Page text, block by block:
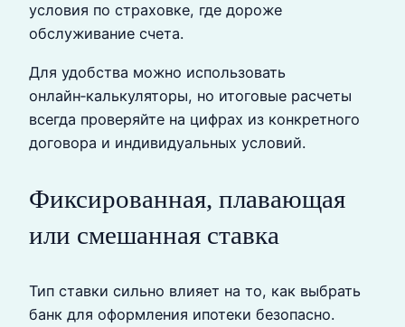
условия по страховке, где дороже
обслуживание счета.
Для удобства можно использовать
онлайн‑калькуляторы, но итоговые расчеты
всегда проверяйте на цифрах из конкретного
договора и индивидуальных условий.
Фиксированная, плавающая
или смешанная ставка
Тип ставки сильно влияет на то, как выбрать
банк для оформления ипотеки безопасно.